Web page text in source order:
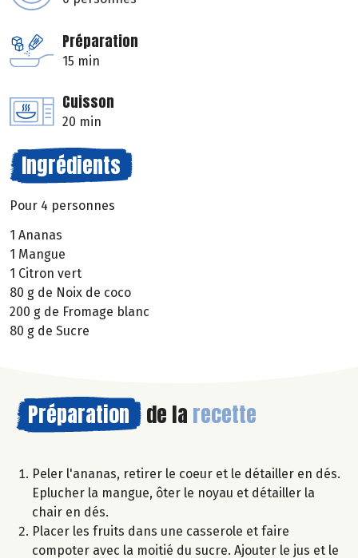
Préparation
15 min
Cuisson
20 min
Ingrédients
Pour 4 personnes
1 Ananas
1 Mangue
1 Citron vert
80 g de Noix de coco
200 g de Fromage blanc
80 g de Sucre
Préparation de la recette
Peler l'ananas, retirer le coeur et le détailler en dés.
Eplucher la mangue, ôter le noyau et détailler la
chair en dés.
Placer les fruits dans une casserole et faire
compoter avec la moitié du sucre. Ajouter le jus et le